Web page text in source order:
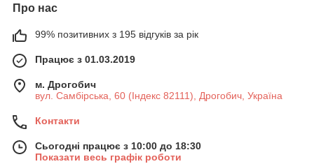
Про нас
99% позитивних з 195 відгуків за рік
Працює з 01.03.2019
м. Дрогобич
вул. Самбірська, 60 (Індекс 82111), Дрогобич, Україна
Контакти
Сьогодні працює з 10:00 до 18:30
Показати весь графік роботи